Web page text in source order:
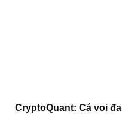
CryptoQuant: Cá voi